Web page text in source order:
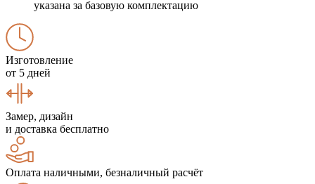
указана за базовую комплектацию
Изготовление
от 5 дней
Замер, дизайн
и доставка бесплатно
Оплата наличными, безналичный расчёт